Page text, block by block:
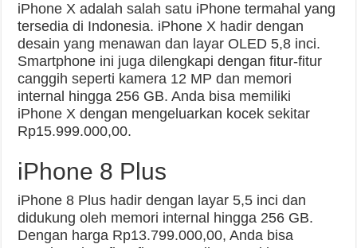
iPhone X adalah salah satu iPhone termahal yang
tersedia di Indonesia. iPhone X hadir dengan
desain yang menawan dan layar OLED 5,8 inci.
Smartphone ini juga dilengkapi dengan fitur-fitur
canggih seperti kamera 12 MP dan memori
internal hingga 256 GB. Anda bisa memiliki
iPhone X dengan mengeluarkan kocek sekitar
Rp15.999.000,00.
iPhone 8 Plus
iPhone 8 Plus hadir dengan layar 5,5 inci dan
didukung oleh memori internal hingga 256 GB.
Dengan harga Rp13.799.000,00, Anda bisa